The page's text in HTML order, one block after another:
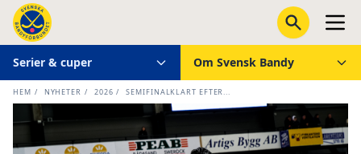
Serier & cuper Om Svensk Bandy
HEM / NYHETER / 2026 / SEMIFINALKLART EFTER...